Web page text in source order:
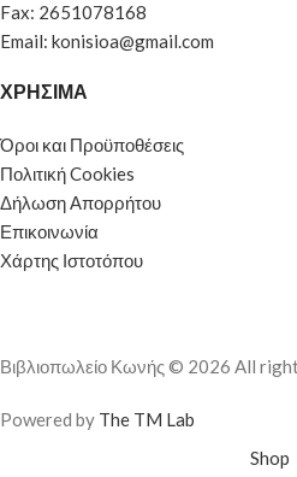
Fax: 2651078168
Email: konisioa@gmail.com
ΧΡΗΣΙΜΑ
Όροι και Προϋποθέσεις
Πολιτική Cookies
Δήλωση Απορρήτου
Επικοινωνία
Χάρτης Ιστοτόπου
Βιβλιοπωλείο Κωνής © 2026 All
Powered by The TM Lab
Shop